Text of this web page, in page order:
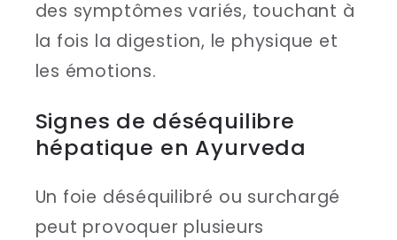
des symptômes variés, touchant à
la fois la digestion, le physique et
les émotions.
Signes de déséquilibre
hépatique en Ayurveda
Un foie déséquilibré ou surchargé
peut provoquer plusieurs